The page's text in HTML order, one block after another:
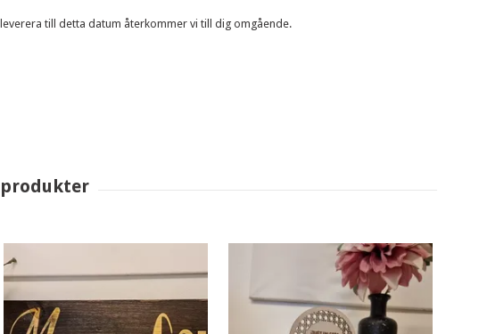
till detta datum återkommer vi till dig omgående.